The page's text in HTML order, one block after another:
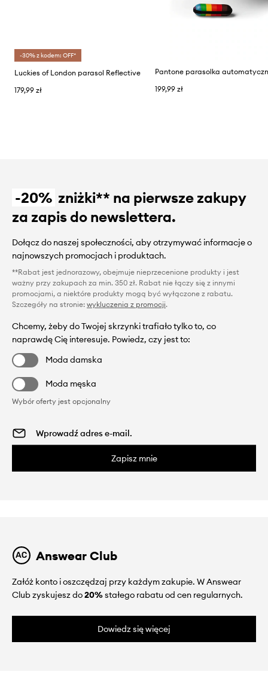
-30% z kodem: OFF*
Luckies of London parasol Reflective
179,99 zł
199,99 zł
-20% zniżki** na pierwsze zakupy
za zapis do newslettera.
Dołącz do naszej społeczności, aby otrzymywać informacje o
najnowszych promocjach i produktach.
**Rabat jest jednorazowy, obejmuje nieprzecenione produkty i jest
ważny przy zakupach za min. 350 zł. Rabat nie łączy się z innymi
promocjami, a niektóre produkty mogą być wyłączone z rabatu.
Szczegóły na stronie: wykluczenia z promocji.
Chcemy, żeby do Twojej skrzynki trafiało tylko to, co
naprawdę Cię interesuje. Powiedz, czy jest to:
Moda damska
Moda męska
Wybór oferty jest opcjonalny
Zapisz mnie
Answear Club
Załóż konto i oszczędzaj przy każdym zakupie. W Answear
Club zyskujesz do20%stałego rabatu od cen regularnych.
Dowiedz się więcej